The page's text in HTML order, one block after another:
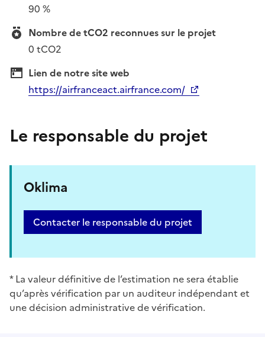
90 %
Nombre de tCO2 reconnues sur le projet
0 tCO2
Lien de notre site web
https://airfranceact.airfrance.com/
Le responsable du projet
Oklima
Contacter le responsable du projet
* La valeur définitive de l’estimation ne sera établie
qu’après vérification par un auditeur indépendant et
une décision administrative de vérification.